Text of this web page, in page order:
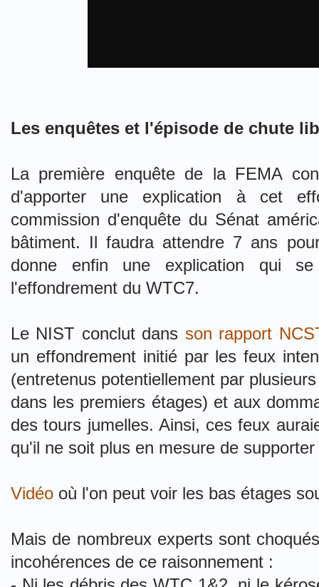
Les enquêtes et l'épisode de chute
La première enquête de la FEMA
d'apporter une explication à cet
commission d'enquête du Sénat
bâtiment. Il faudra attendre 7 ans
donne enfin une explication qui
l'effondrement du WTC7.
Le NIST conclut dans son rapport
un effondrement initié par les feux
(entretenus potentiellement par
dans les premiers étages) et aux
des tours jumelles. Ainsi, ces feux
qu'il ne soit plus en mesure de
Vidéo où l'on peut voir les bas étages
Mais de nombreux experts sont
incohérences de ce raisonnement :